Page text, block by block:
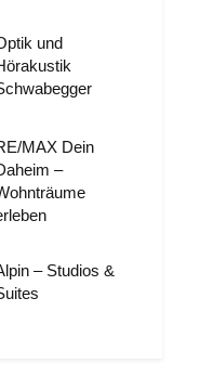
und
MAX Dein
–
– Studios &